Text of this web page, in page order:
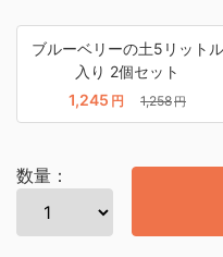
ブルーベリーの土5リットル
入り 2個セット
1,245 円 1,258円
数量：